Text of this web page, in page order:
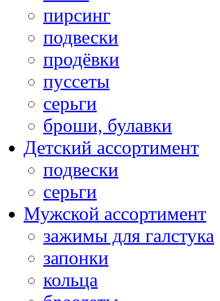
пирсинг
подвески
продёвки
пуссеты
серьги
броши, булавки
Детский ассортимент
подвески
серьги
Мужской ассортимент
зажимы для галстука
запонки
кольца